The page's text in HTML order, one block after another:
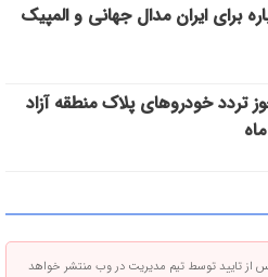
برای ایران مدال جهانی و المپیک
تردد خودروهای پلاک منطقه آزاد
از تایید توسط تیم مدیریت در وب منتشر خواهد